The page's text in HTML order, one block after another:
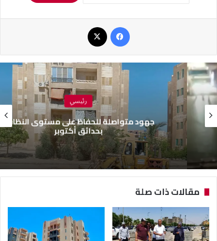
رئيسي
جهود متواصلة للحفاظ على مستوى النظافة
بحدائق أكتوبر
مقالات ذات صلة